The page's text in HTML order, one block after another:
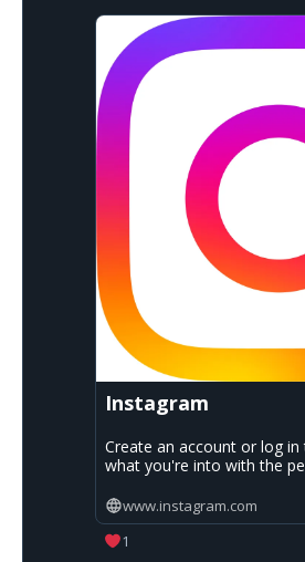
Instagram
Create an account or log
what you're into with the
www.instagram.com
1